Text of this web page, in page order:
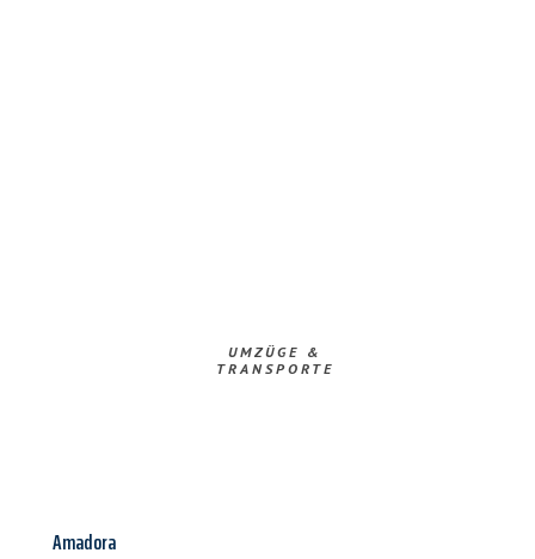
UMZÜGE &
TRANSPORTE
Amadora